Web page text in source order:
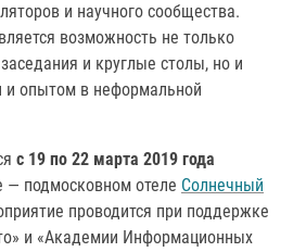
и научного сообщества.
возможность не только
и круглые столы, но и
и опытом в неформальной
с 19 по 22 марта 2019 года
— подмосковном отеле Солнечный
проводится при поддержке
и «Академии Информационных